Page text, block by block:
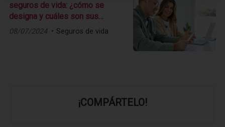
seguros de vida: ¿cómo se
designa y cuáles son sus
derechos?
08/07/2024 Seguros de vida
¡COMPÁRTELO!